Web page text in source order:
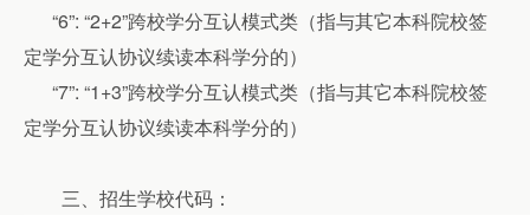
“6”: “2+2”跨校学分互认模式类（指与其它本科院校签
定学分互认协议续读本科学分的）
“7”: “1+3”跨校学分互认模式类（指与其它本科院校签
定学分互认协议续读本科学分的）
三、招生学校代码：